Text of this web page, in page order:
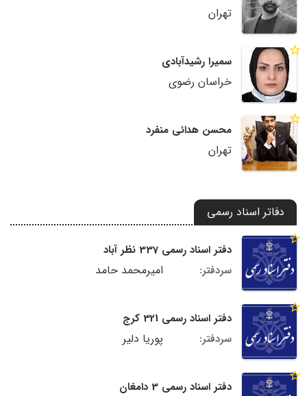
تهران
سمیرا رشیدآبادی
خراسان رضوی
محسن هدائی منفرد
تهران
دفاتر اسناد رسمی
دفتر اسناد رسمی 337 نظر آباد
سردفتر:
امیرمحمد حامد
دفتر اسناد رسمی 321 کرج
سردفتر:
پوریا دلیر
دفتر اسناد رسمی 3 دامغان